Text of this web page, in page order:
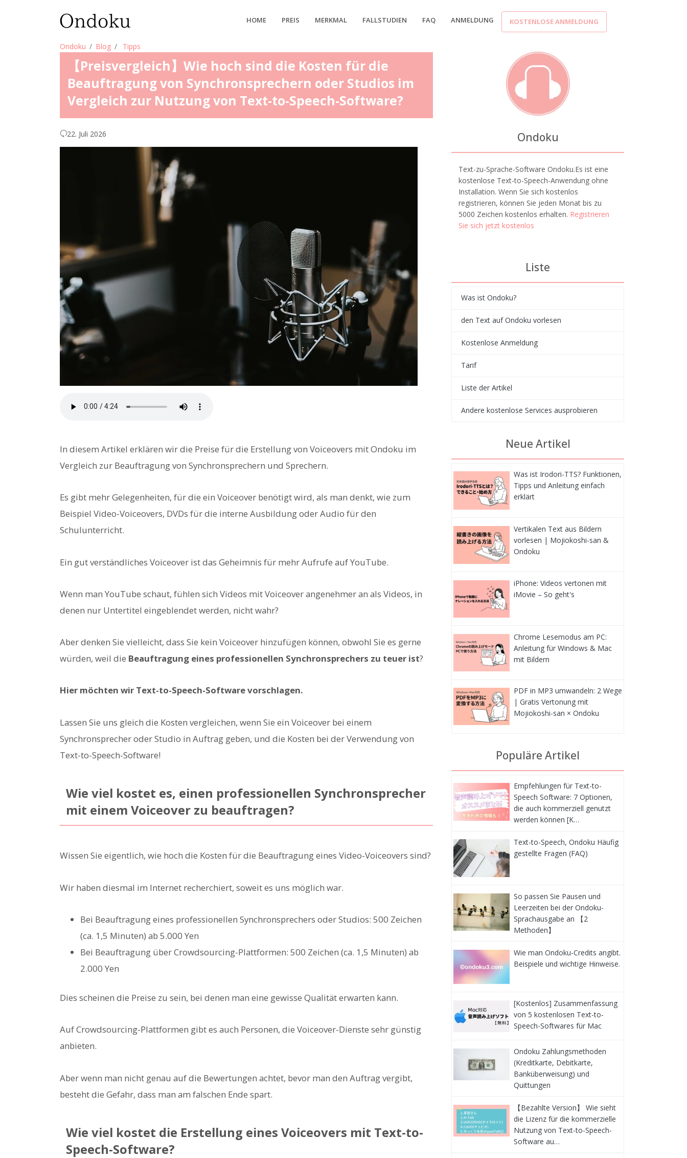
HOME PREIS MERKMAL FALLSTUDIEN FAQ ANMELDUNG KOSTENLOSE ANMELDUNG
Ondoku Blog Tipps
【Preisvergleich】Wie hoch sind die Kosten für die
Beauftragung von Synchronsprechern oder Studios im
Vergleich zur Nutzung von Text-to-Speech-Software?
22. Juli 2026
In diesem Artikel erklären wir die Preise für die Erstellung von Voiceovers mit Ondoku im
Vergleich zur Beauftragung von Synchronsprechern und Sprechern.
Es gibt mehr Gelegenheiten, für die ein Voiceover benötigt wird, als man denkt, wie zum
Beispiel Video-Voiceovers, DVDs für die interne Ausbildung oder Audio für den
Schulunterricht.
Ein gut verständliches Voiceover ist das Geheimnis für mehr Aufrufe auf YouTube.
Wenn man YouTube schaut, fühlen sich Videos mit Voiceover angenehmer an als Videos, in
denen nur Untertitel eingeblendet werden, nicht wahr?
Aber denken Sie vielleicht, dass Sie kein Voiceover hinzufügen können, obwohl Sie es gerne
würden, weil die Beauftragung eines professionellen Synchronsprechers zu teuer ist?
Hier möchten wir Text-to-Speech-Software vorschlagen.
Lassen Sie uns gleich die Kosten vergleichen, wenn Sie ein Voiceover bei einem
Synchronsprecher oder Studio in Auftrag geben, und die Kosten bei der Verwendung von
Text-to-Speech-Software!
Wie viel kostet es, einen professionellen Synchronsprecher
mit einem Voiceover zu beauftragen?
Wissen Sie eigentlich, wie hoch die Kosten für die Beauftragung eines Video-Voiceovers sind?
Wir haben diesmal im Internet recherchiert, soweit es uns möglich war.
Bei Beauftragung eines professionellen Synchronsprechers oder Studios: 500 Zeichen
(ca. 1,5 Minuten) ab 5.000 Yen
Bei Beauftragung über Crowdsourcing-Plattformen: 500 Zeichen (ca. 1,5 Minuten) ab
2.000 Yen
Dies scheinen die Preise zu sein, bei denen man eine gewisse Qualität erwarten kann.
Auf Crowdsourcing-Plattformen gibt es auch Personen, die Voiceover-Dienste sehr günstig
anbieten.
Aber wenn man nicht genau auf die Bewertungen achtet, bevor man den Auftrag vergibt,
besteht die Gefahr, dass man am falschen Ende spart.
Wie viel kostet die Erstellung eines Voiceovers mit Text-to-
Speech-Software?
Ondoku
Text-zu-Sprache-Software Ondoku.Es ist eine
kostenlose Text-to-Speech-Anwendung ohne
Installation. Wenn Sie sich kostenlos
registrieren, können Sie jeden Monat bis zu
5000 Zeichen kostenlos erhalten. Registrieren
Sie sich jetzt kostenlos
Liste
Was ist Ondoku?
den Text auf Ondoku vorlesen
Kostenlose Anmeldung
Tarif
Liste der Artikel
Andere kostenlose Services ausprobieren
Neue Artikel
Was ist Irodori-TTS? Funktionen,
Tipps und Anleitung einfach
erklärt
Vertikalen Text aus Bildern
vorlesen | Mojiokoshi-san &
Ondoku
iPhone: Videos vertonen mit
iMovie – So geht's
Chrome Lesemodus am PC:
Anleitung für Windows & Mac
mit Bildern
PDF in MP3 umwandeln: 2 Wege
| Gratis Vertonung mit
Mojiokoshi-san × Ondoku
Populäre Artikel
Empfehlungen für Text-to-
Speech Software: 7 Optionen,
die auch kommerziell genutzt
werden können [K…
Text-to-Speech, Ondoku Häufig
gestellte Fragen (FAQ)
So passen Sie Pausen und
Leerzeiten bei der Ondoku-
Sprachausgabe an 【2
Methoden】
Wie man Ondoku-Credits angibt.
Beispiele und wichtige Hinweise.
[Kostenlos] Zusammenfassung
von 5 kostenlosen Text-to-
Speech-Softwares für Mac
Ondoku Zahlungsmethoden
(Kreditkarte, Debitkarte,
Banküberweisung) und
Quittungen
【Bezahlte Version】 Wie sieht
die Lizenz für die kommerzielle
Nutzung von Text-to-Speech-
Software au…